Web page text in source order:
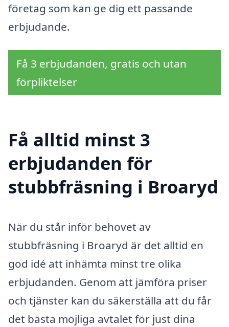
företag som kan ge dig ett passande
erbjudande.
Få 3 erbjudanden, gratis och utan
förpliktelser
Få alltid minst 3
erbjudanden för
stubbfräsning i Broaryd
När du står inför behovet av
stubbfräsning i Broaryd är det alltid en
god idé att in­hämta minst tre olika
erbjudanden. Genom att jämföra priser
och tjänster kan du säkerställa att du får
det bästa möjliga avtalet för just dina